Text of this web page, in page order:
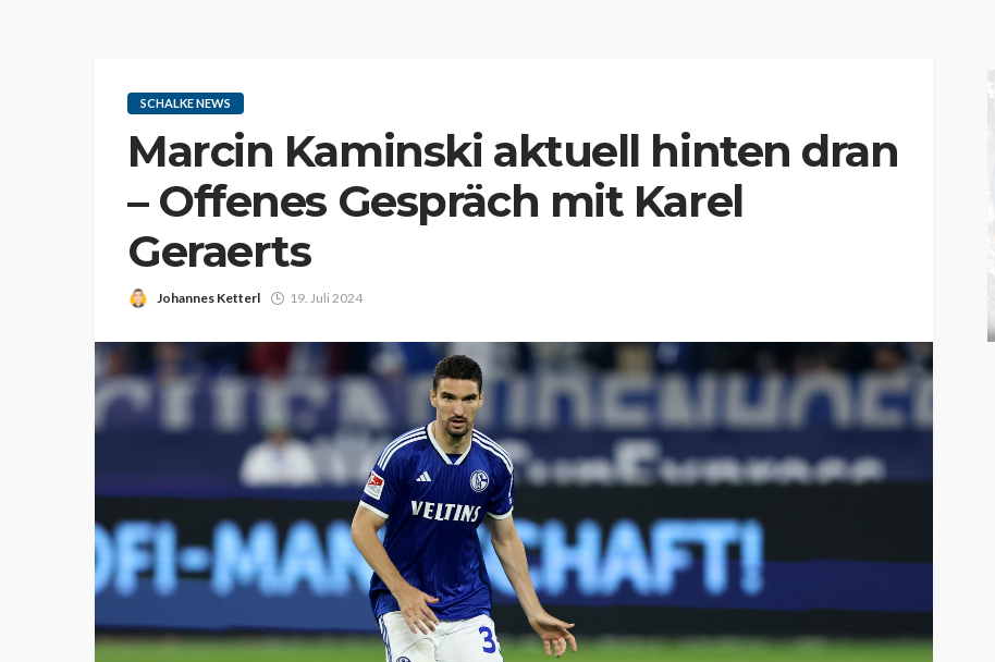
SCHALKE NEWS
Marcin Kaminski aktuell hinten dran
– Offenes Gespräch mit Karel
Geraerts
Johannes Ketterl 19. Juli 2024